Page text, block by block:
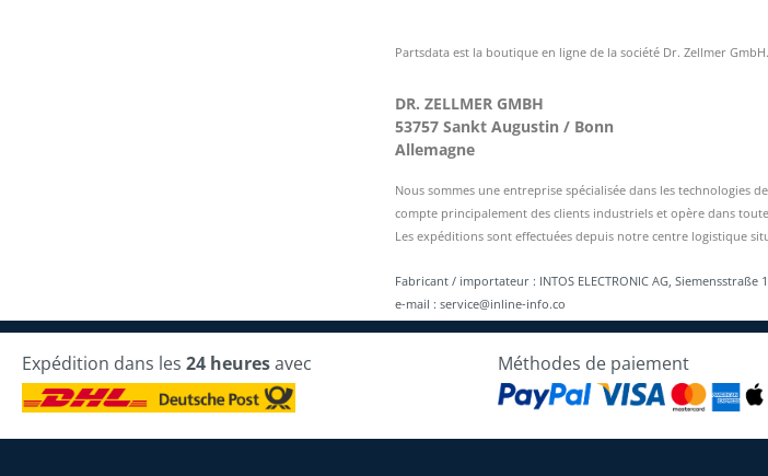
Partsdata est la boutique en ligne de la société Dr. Zellmer
DR. ZELLMER GMBH
53757 Sankt Augustin / Bonn
Allemagne
Nous sommes une entreprise spécialisée dans les technologies
compte principalement des clients industriels et opère dans
Les expéditions sont effectuées depuis notre centre logistique
Fabricant / importateur : INTOS ELECTRONIC AG,
e-mail : service@inline-info.co
Expédition dans les 24 heuresavec Méthodes de paiement